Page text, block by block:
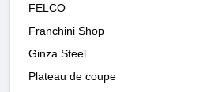
FELCO
Franchini Shop
Ginza Steel
Plateau de coupe